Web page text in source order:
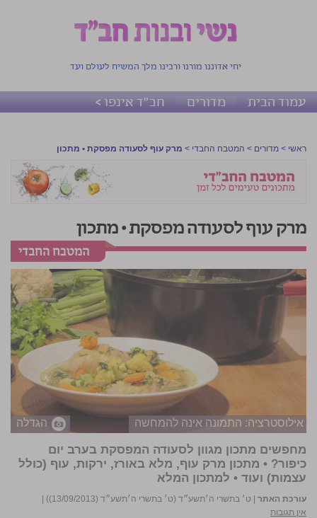
יחי אדוננו מורנו ורבינו מלך המשיח לעולם ועד
עמוד הבית מדורים חב"ד אינפו >
ראשי > מדורים > המטבח החבדי > מרק עוף לסעודה מפסקת • מתכון
מרק עוף לסעודה מפסקת • מתכון
אילוסטרציה: התמונה אינה להמחשה הגדלה
מחפשים מתכון מגוון לסעודה המפסקת בערב יום
כיפור? • מתכון מרק עוף, מלא באורז, ירקות, עוף (כולל
עצמות) ועוד • למתכון המלא
עורכת האתר | ט׳ בתשרי ה׳תשע״ד (ט׳ בתשרי ה׳תשע״ד (13/09/2013))
|
אין תגובות